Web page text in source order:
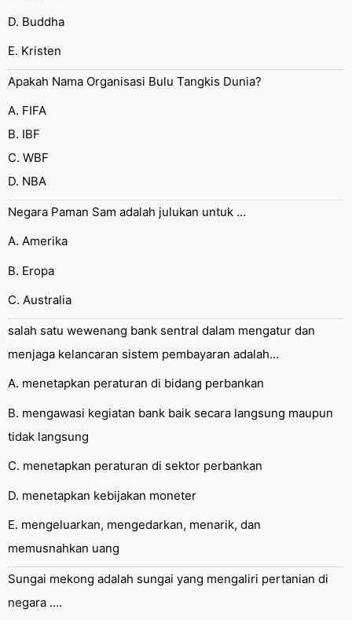
D. Buddha
E. Kristen
Apakah Nama Organisasi Bulu Tangkis Dunia?
A. FIFA
B. IBF
C. WBF
D. NBA
Negara Paman Sam adalah julukan untuk …
A. Amerika
B. Eropa
C. Australia
salah satu wewenang bank sentral dalam mengatur dan
menjaga kelancaran sistem pembayaran adalah…
A. menetapkan peraturan di bidang perbankan
B. mengawasi kegiatan bank baik secara langsung maupun
tidak langsung
C. menetapkan peraturan di sektor perbankan
D. menetapkan kebijakan moneter
E. mengeluarkan, mengedarkan, menarik, dan
memusnahkan uang
Sungai mekong adalah sungai yang mengaliri pertanian di
negara ….